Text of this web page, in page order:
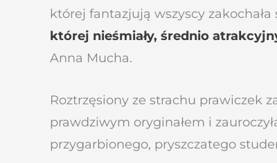
której fantazjują wszyscy
której nieśmiały, średnio
Anna Mucha.
Roztrzęsiony ze strachu prawiczek
prawdziwym oryginałem i
przygarbionego, pryszczatego